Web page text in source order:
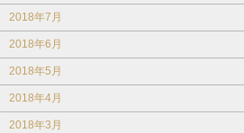
2018年7月
2018年6月
2018年5月
2018年4月
2018年3月